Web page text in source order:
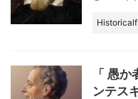
「 愚
ンテス